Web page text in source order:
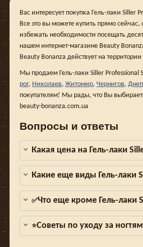
Вас интересует покупка Гель-лаки Siller
Все это вы можете купить прямо
избежать необходимости посещать
нашем интернет-магазине Beauty
Beauty Bonanza действует на
Мы продаем Гель-лаки Siller Professional
рог, Николаев, Житомир, Чернигов,
покупателям! Мы рады, что Вы
beauty-bonanza.com.ua
Вопросы и ответы
Какая цена на Гель-лаки
Какие еще виды Гель-лаки
✅Что еще кроме Гель-лаки
⭐Советы по уходу за